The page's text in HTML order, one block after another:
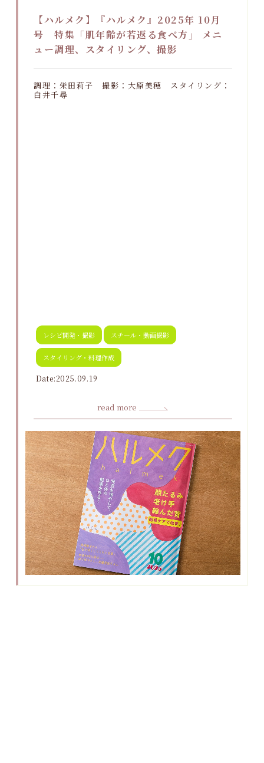
【ハルメク】『ハルメク』2025年 10月
号 特集「肌年齢が若返る食べ方」 メニ
ュー調理、スタイリング、撮影
調理：栄田莉子 撮影：大原美穂 スタイリング：
白井千尋
レシピ開発・撮影 スチール・動画撮影
スタイリング・料理作成
Date:2025.09.19
read more